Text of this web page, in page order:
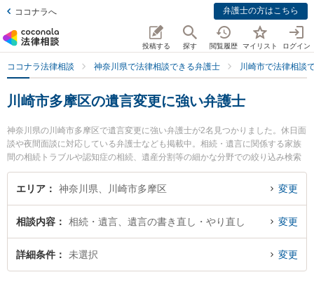
ココナラへ 弁護士の方はこちら
投稿する 探す 閲覧履歴 マイリスト ログイン
ココナラ法律相談 神奈川県で法律相談できる弁護士 川崎市で法律相談
川崎市多摩区の遺言変更に強い弁護士
神奈川県の川崎市多摩区で遺言変更に強い弁護士が2名見つかりました。休日面
談や夜間面談に対応している弁護士なども掲載中。相続・遺言に関係する家族
間の相続トラブルや認知症の相続、遺産分割等の細かな分野での絞り込み検索
もでき便利です。特に川崎北合同法律事務所の湯山 薫弁護士や川崎北合同法律
事務所の工藤 猛弁護士のプロフィール情報や弁護士費用、強みなどが注目され
士を検索したい』『初回相談無料で遺言変更を法律相談できる川崎市多摩区内
の弁護士に相談予約したい』などでお困りの相談者さんにおすすめです。
エリア 神奈川県、川崎市多摩区 変更
相談内容 相続・遺言、遺言の書き直し・やり直し 変更
詳細条件 未選択 変更